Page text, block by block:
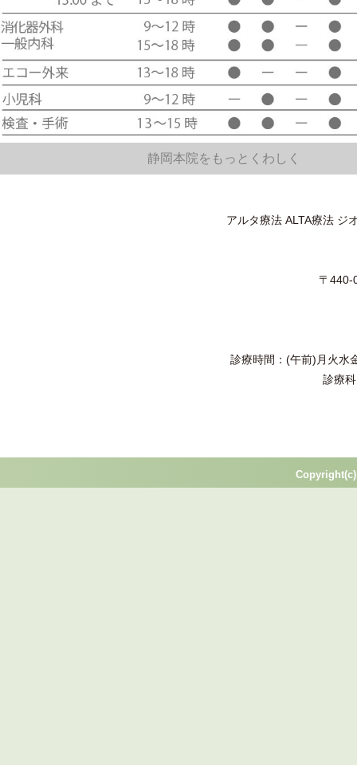
静岡本院をもっとくわしく
アルタ療法 ALTA療法 ジ
〒440-
診療時間：(午前)月火水
診療